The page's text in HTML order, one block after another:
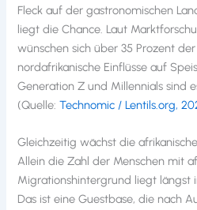
Fleck auf der gastronomischen
liegt die Chance. Laut
wünschen sich über 35 Prozent
nordafrikanische Einflüsse auf
Generation Z und Millennials sind
(Quelle:Technomic / Lentils.org,
Gleichzeitig wächst die
Allein die Zahl der Menschen mit
Migrationshintergrund liegt längst
Das ist eine Guestbase, die nach